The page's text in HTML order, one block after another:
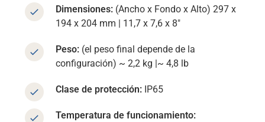
Dimensiones: (Ancho x Fondo x Alto) 297 x
194 x 204 mm | 11,7 x 7,6 x 8″
Peso: (el peso final depende de la
configuración) ~ 2,2 kg |~ 4,8 lb
Clase de protección: IP65
Temperatura de funcionamiento: